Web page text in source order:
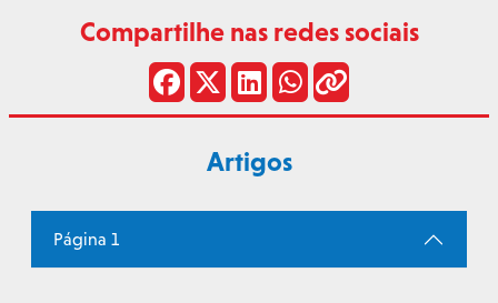
Compartilhe nas redes sociais
Artigos
Página 1